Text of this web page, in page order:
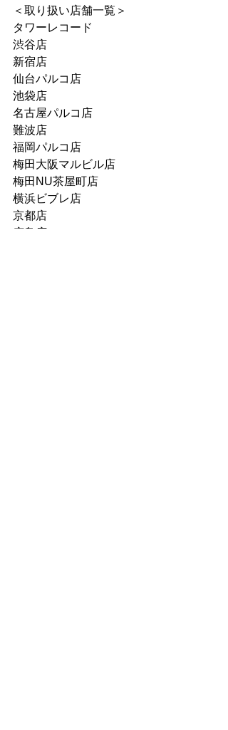
＜取り扱い店舗一覧＞
タワーレコード
渋谷店
新宿店
仙台パルコ店
池袋店
名古屋パルコ店
難波店
福岡パルコ店
梅田大阪マルビル店
梅田NU茶屋町店
横浜ビブレ店
京都店
広島店